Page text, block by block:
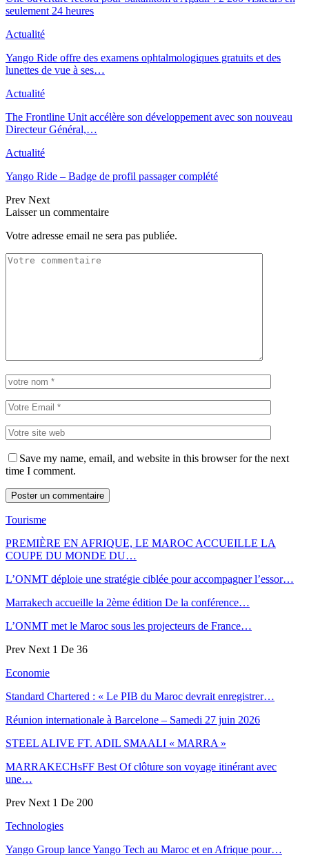
seulement 24 heures
Actualité
Yango Ride offre des examens ophtalmologiques gratuits et des
lunettes de vue à ses…
Actualité
The Frontline Unit accélère son développement avec son nouveau
Directeur Général,…
Actualité
Yango Ride – Badge de profil passager complété
Prev Next
Laisser un commentaire
Votre adresse email ne sera pas publiée.
Save my name, email, and website in this browser for the next
time I comment.
Tourisme
PREMIÈRE EN AFRIQUE, LE MAROC ACCUEILLE LA
COUPE DU MONDE DU…
L’ONMT déploie une stratégie ciblée pour accompagner l’essor…
Marrakech accueille la 2ème édition De la conférence…
L’ONMT met le Maroc sous les projecteurs de France…
Prev Next 1 De 36
Economie
Standard Chartered : « Le PIB du Maroc devrait enregistrer…
Réunion internationale à Barcelone – Samedi 27 juin 2026
STEEL ALIVE FT. ADIL SMAALI « MARRA »
MARRAKECHsFF Best Of clôture son voyage itinérant avec
une…
Prev Next 1 De 200
Technologies
Yango Group lance Yango Tech au Maroc et en Afrique pour…